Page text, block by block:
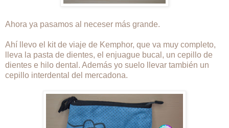
Ahora ya pasamos al neceser más grande.
Ahí llevo el kit de viaje de Kemphor, que va muy completo,
lleva la pasta de dientes, el enjuague bucal, un cepillo de
dientes e hilo dental. Además yo suelo llevar también un
cepillo interdental del mercadona.